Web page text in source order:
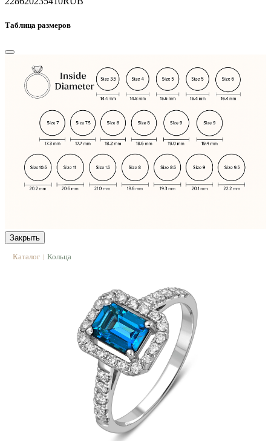
Таблица размеров
Закрыть
Каталог | Кольца